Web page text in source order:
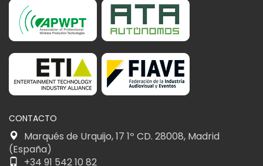
CONTACTO
Marqués de Urquijo, 17 1º CD. 28008, Madrid
(España)
+34 91 542 10 82